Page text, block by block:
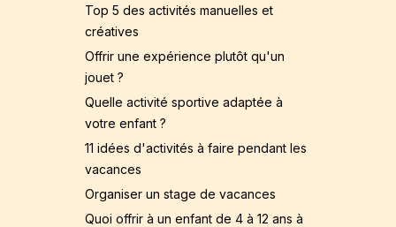
Top 5 des activités manuelles et
créatives
Offrir une expérience plutôt qu'un
jouet ?
Quelle activité sportive adaptée à
votre enfant ?
11 idées d'activités à faire pendant les
vacances
Organiser un stage de vacances
Quoi offrir à un enfant de 4 à 12 ans à